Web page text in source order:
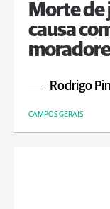
Morte de
causa
Rodrigo
CAMPOS GERAIS